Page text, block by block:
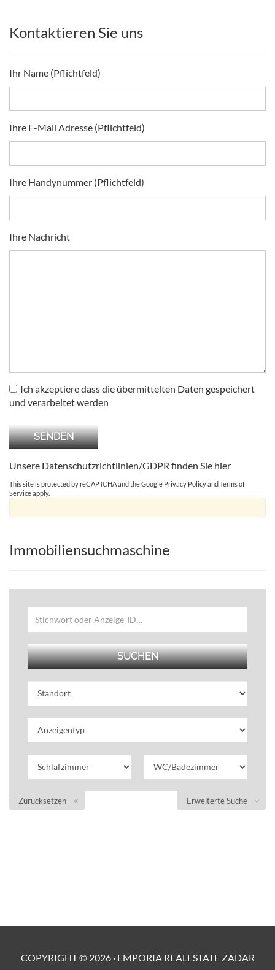
Kontaktieren Sie uns
Ihr Name (Pflichtfeld)
Ihre E-Mail Adresse (Pflichtfeld)
Ihre Handynummer (Pflichtfeld)
Ihre Nachricht
Ich akzeptiere dass die übermittelten Daten gespeichert
und verarbeitet werden
Unsere Datenschutzrichtlinien/GDPR finden Sie hier
This site is protected by reCAPTCHA and the Google Privacy Policy andTerms of
Service apply.
Immobiliensuchmaschine
Erweiterte Suche
Zurücksetzen
COPYRIGHT © 2026· EMPORIA REALESTATE ZADAR